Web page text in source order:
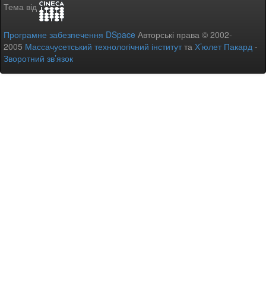
Тема від
Програмне забезпечення DSpace Авторські права © 2002-
2005 Массачусетський технологічний інститутта Х’юлет Пакард -
Зворотний зв’язок